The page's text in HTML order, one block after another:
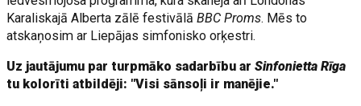
Karaliskajā Alberta zālē festivālāBBC Proms. Mēs to
atskaņosim ar Liepājas simfonisko orķestri.
Uz jautājumu par turpmāko sadarbību arSinfonietta Rīga
tu kolorīti atbildēji: "Visi sānsoļi ir manējie."